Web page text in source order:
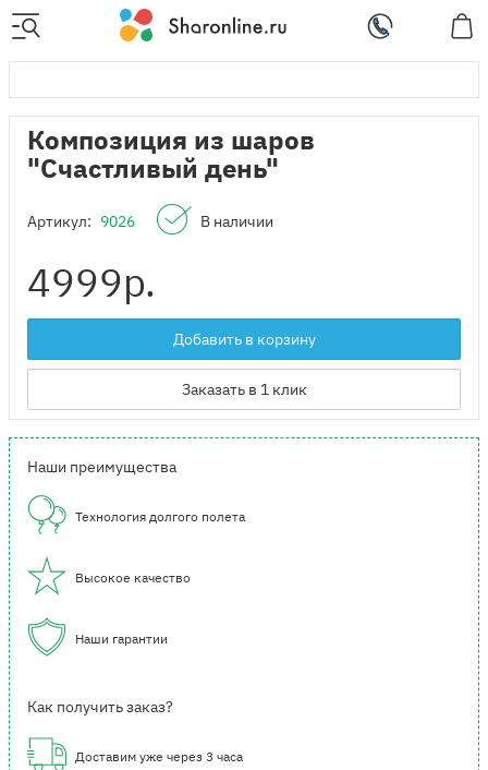
Композиция из шаров
"Счастливый день"
Артикул: 9026 В наличии
4999р.
Добавить в корзину
Заказать в 1 клик
Наши преимущества
Технология долгого полета
Высокое качество
Наши гарантии
Как получить заказ?
Доставим уже через 3 часа